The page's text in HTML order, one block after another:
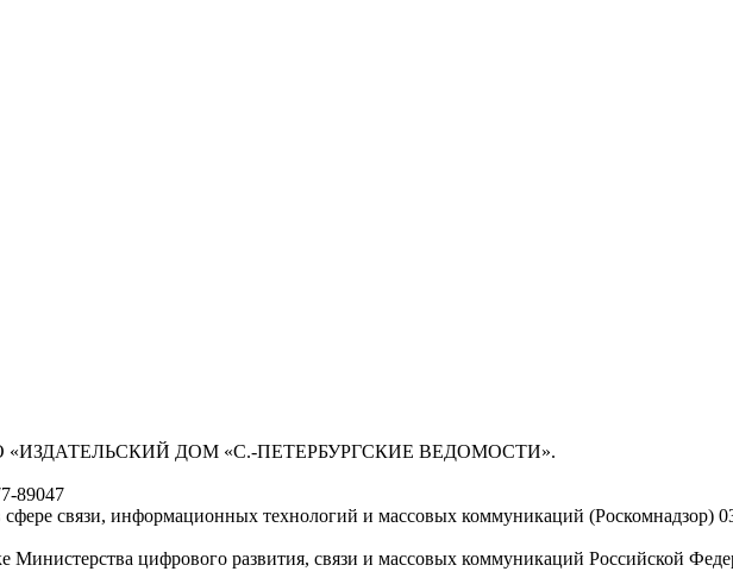
«ИЗДАТЕЛЬСКИЙ ДОМ «С.-ПЕТЕРБУРГСКИЕ ВЕДОМОСТИ».
89047
связи, информационных технологий и массовых коммуникаций (Роскомнадзор)
цифрового развития, связи и массовых коммуникаций Российской